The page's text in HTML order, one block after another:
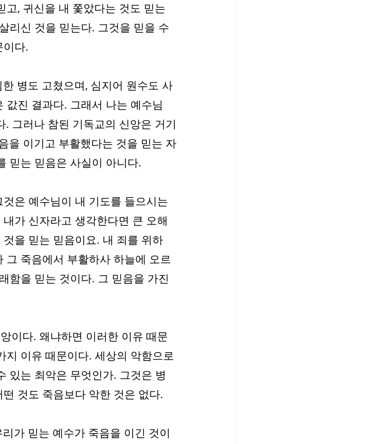
, 귀신을 내 쫓았다는 것도 믿는
리신 것을 믿는다. 그것을 믿을 수
이다.
병도 고쳤으며, 심지어 원수도 사
값진 결과다. 그래서 나는 예수님
그러나 참된 기독교의 신앙은 거기
을 이기고 부활했다는 것을 믿는 자
믿는 믿음은 사실이 아니다.
은 예수님이 내 기도를 들으시는
가 신자라고 생각한다면 큰 오해
을 믿는 믿음이요. 내 죄를 위하
그 죽음에서 부활하사 하늘에 오르
함을 믿는 것이다. 그 믿음을 가진
이다. 왜냐하면 이러한 이유 때문
지 이유 때문이다. 세상의 악함으로
있는 최악은 무엇인가. 그것은 병
것도 죽음보다 악한 것은 없다.
가 믿는 예수가 죽음을 이긴 것이